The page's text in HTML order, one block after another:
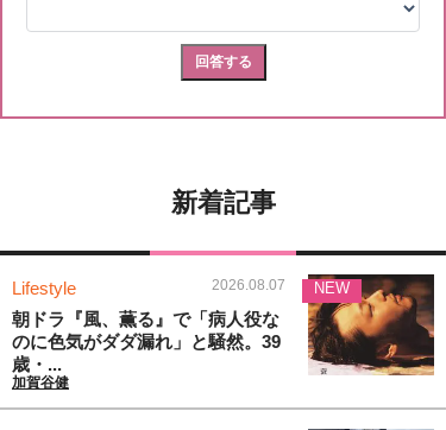
新着記事
Lifestyle 2026.08.07
朝ドラ『風、薫る』で「病人役な
のに色気がダダ漏れ」と騒然。39
歳・...
加賀谷健
NEW